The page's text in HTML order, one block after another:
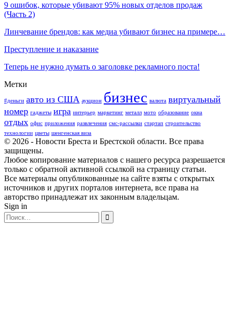
9 ошибок, которые убивают 95% новых отделов продаж
(Часть 2)
Линчевание брендов: как медиа убивают бизнес на примере…
Преступление и наказание
Теперь не нужно думать о заголовке рекламного поста!
Метки
#деньги авто из США аукцион бизнес валюта виртуальный
номер гаджеты игра интерьер маркетинг металл мото образование окна
отдых офис приложения развлечения смс-рассылки стартап строительство
технологии цветы шенгенская виза
© 2026 - Новости Бреста и Брестской области. Все права
защищены.
Любое копирование материалов с нашего ресурса разрешается
только с обратной активной ссылкой на страницу статьи.
Все материалы опубликованные на сайте взяты с открытых
источников и других порталов интернета, все права на
авторство принадлежат их законным владельцам.
Sign in